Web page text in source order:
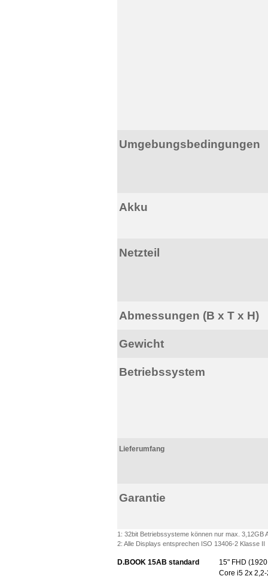
Umgebungsbedingungen
Akku
Netzteil
Abmessungen (B x T x H)
Gewicht
Betriebssystem
Lieferumfang
Garantie
1: 32bit Betriebssysteme können nur max. 3,12GB
2: Alle Displays entsprechen ISO 13406-2 Klasse II
D.BOOK 15AB standard
15" FHD
Core i5 2x 2,2-